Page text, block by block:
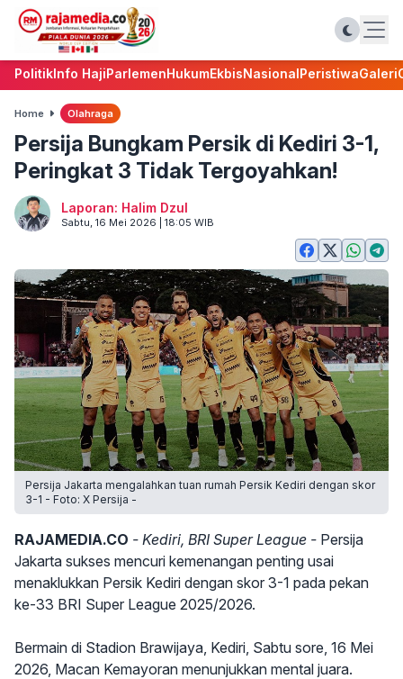
PolitikInfo HajiParlemenHukumEkbisNasionalPeristiwaGaleri
Home Olahraga
Persija Bungkam Persik di Kediri 3-1,
Peringkat 3 Tidak Tergoyahkan!
Laporan: Halim Dzul
Sabtu, 16 Mei 2026 | 18:05 WIB
Persija Jakarta mengalahkan tuan rumah Persik Kediri dengan skor
3-1 - Foto: X Persija -
RAJAMEDIA.CO - Kediri, BRI Super League - Persija
Jakarta sukses mencuri kemenangan penting usai
menaklukkan Persik Kediri dengan skor 3-1 pada pekan
ke-33 BRI Super League 2025/2026.
Bermain di Stadion Brawijaya, Kediri, Sabtu sore, 16 Mei
2026, Macan Kemayoran menunjukkan mental juara.